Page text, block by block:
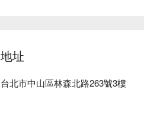
地址
台北市中山區林森北路263號3樓